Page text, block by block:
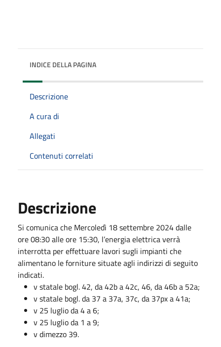
INDICE DELLA PAGINA
Descrizione
A cura di
Allegati
Contenuti correlati
Descrizione
Si comunica che Mercoledì 18 settembre 2024 dalle
ore 08:30 alle ore 15:30, l’energia elettrica verrà
interrotta per effettuare lavori sugli impianti che
alimentano le forniture situate agli indirizzi di seguito
indicati.
v statale bogl. 42, da 42b a 42c, 46, da 46b a 52a;
v statale bogl. da 37 a 37a, 37c, da 37px a 41a;
v 25 luglio da 4 a 6;
v 25 luglio da 1 a 9;
v dimezzo 39.